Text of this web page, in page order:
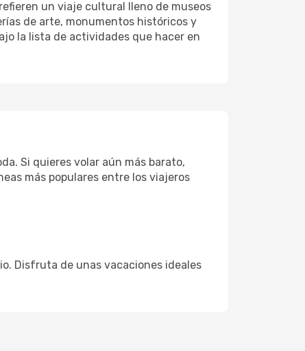
un viaje cultural lleno de museos
de arte, monumentos históricos y
la lista de actividades que hacer en
Si quieres volar aún más barato,
más populares entre los viajeros
Disfruta de unas vacaciones ideales